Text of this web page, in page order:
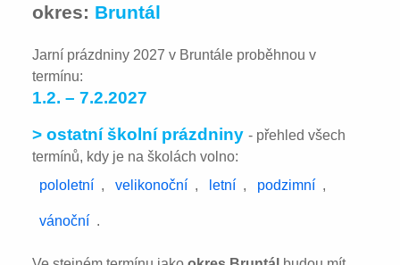
okres: Bruntál
Jarní prázdniny 2027 v Bruntále proběhnou v
termínu:
1.2. – 7.2.2027
> ostatní školní prázdniny- přehled všech
termínů, kdy je na školách volno:
pololetní , velikonoční , letní , podzimní ,
vánoční .